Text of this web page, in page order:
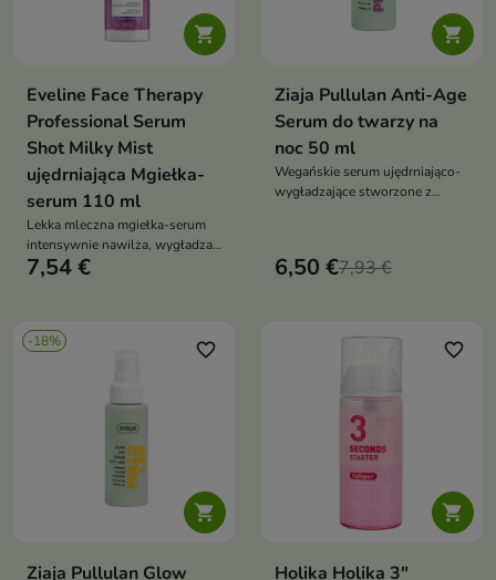

Eveline Face Therapy
Professional Serum
Shot Milky Mist
ujędrniająca Mgiełka-
serum 110 ml
Lekka mleczna mgiełka-serum
intensywnie nawilża, wygładza i
przywraca cerze świeży,
niacynamidem, żeń-szeniem i
7,54 €

Ziaja Pullulan Anti-Age
Serum do twarzy na
noc 50 ml
Wegańskie serum ujędrniająco-
wygładzające stworzone z
6,50 €7,93 €
-18%

favorite_border
Ziaja Pullulan Glow

favorite_border
Holika Holika 3"